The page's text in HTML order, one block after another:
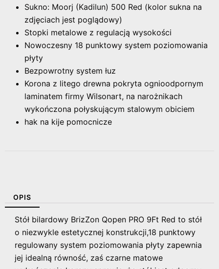
Sukno: Moorj (Kadilun) 500 Red (kolor sukna na
zdjęciach jest poglądowy)
Stopki metalowe z regulacją wysokości
Nowoczesny 18 punktowy system poziomowania
płyty
Bezpowrotny system łuz
Korona z litego drewna pokryta ognioodpornym
laminatem firmy Wilsonart, na narożnikach
wykończona połyskującym stalowym obiciem
hak na kije pomocnicze
OPIS
Stół bilardowy BrizZon Qopen PRO 9Ft Red to stół
o niezwykle estetycznej konstrukcji,18 punktowy
regulowany system poziomowania płyty zapewnia
jej idealną równość, zaś czarne matowe